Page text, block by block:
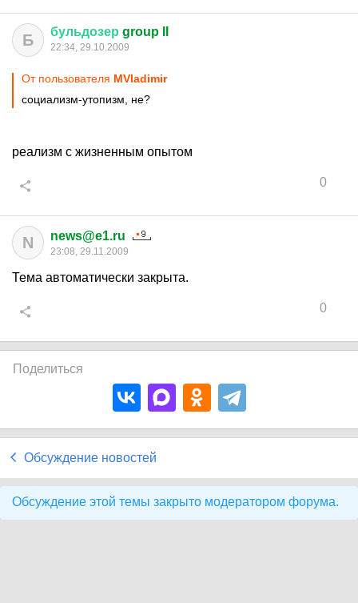
Б бульдозер group II
22:34, 29.10.2009
От пользователя MVladimir
социализм-утопизм, не?
реализм с жизненным опытом
0
N news@e1.ru
23:08, 29.11.2009
Тема автоматически закрыта.
0
Поделиться
Обсуждение новостей
Обсуждение этой темы закрыто модератором форума.